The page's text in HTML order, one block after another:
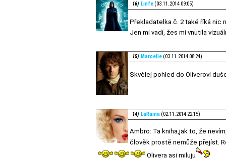
16) Linfe (03.11.2014 09:05)
Překladatelka č. 2 také říká nic
Jen mi vadí, žes mi vnutila
15) Marcelle (03.11.2014 08:24)
Skvělej pohled do Oliverovi
14) LaRaina (02.11.2014 22:15)
Ambro: Ta kniha,jak to, že
člověk prostě nemůže přejíst.
Olivera asi miluju